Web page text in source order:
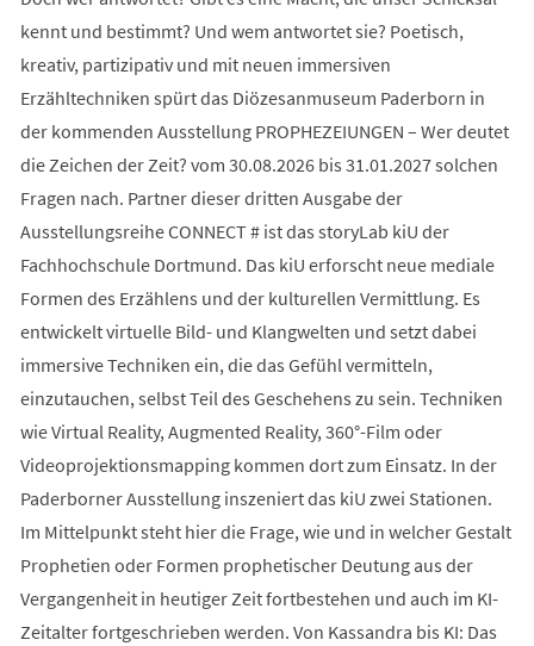
kennt und bestimmt? Und wem antwortet sie? Poetisch,
kreativ, partizipativ und mit neuen immersiven
Erzähltechniken spürt das Diözesanmuseum Paderborn in
der kommenden Ausstellung PROPHEZEIUNGEN – Wer deutet
die Zeichen der Zeit? vom 30.08.2026 bis 31.01.2027 solchen
Fragen nach. Partner dieser dritten Ausgabe der
Ausstellungsreihe CONNECT # ist das storyLab kiU der
Fachhochschule Dortmund. Das kiU erforscht neue mediale
Formen des Erzählens und der kulturellen Vermittlung. Es
entwickelt virtuelle Bild- und Klangwelten und setzt dabei
immersive Techniken ein, die das Gefühl vermitteln,
einzutauchen, selbst Teil des Geschehens zu sein. Techniken
wie Virtual Reality, Augmented Reality, 360°-Film oder
Videoprojektionsmapping kommen dort zum Einsatz. In der
Paderborner Ausstellung inszeniert das kiU zwei Stationen.
Im Mittelpunkt steht hier die Frage, wie und in welcher Gestalt
Prophetien oder Formen prophetischer Deutung aus der
Vergangenheit in heutiger Zeit fortbestehen und auch im KI-
Zeitalter fortgeschrieben werden. Von Kassandra bis KI: Das